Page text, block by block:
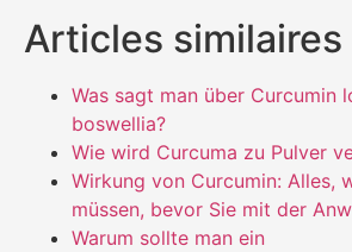
Articles similaires
Was sagt man über Curcumin
boswellia?
Wie wird Curcuma zu Pulver
Wirkung von Curcumin: Alles,
müssen, bevor Sie mit der
Warum sollte man ein